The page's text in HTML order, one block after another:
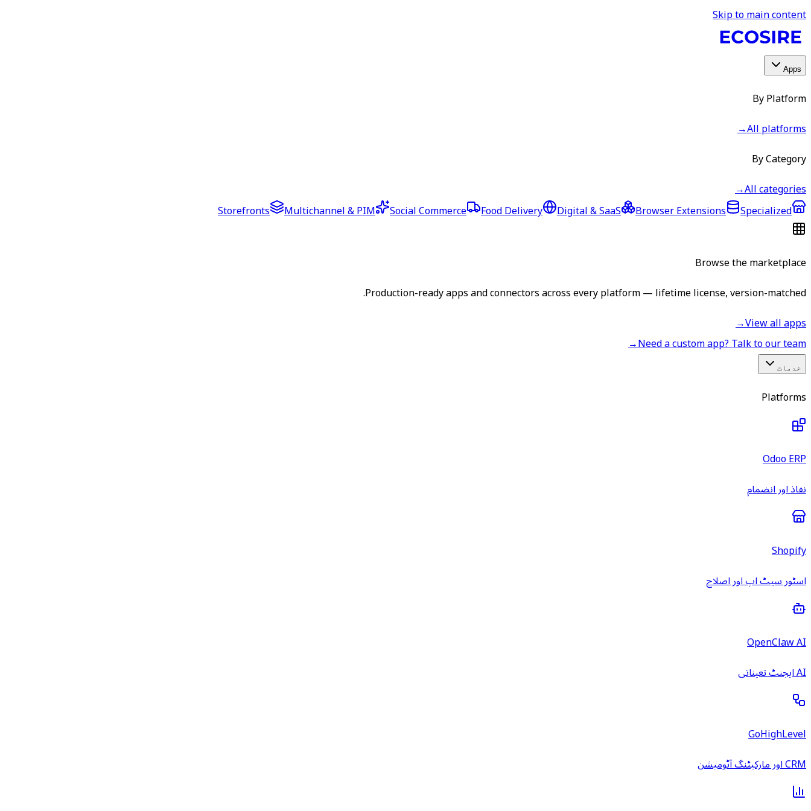
Skip to main content
Apps
By Platform
All platforms
→
By Category
All categories
→
Storefronts
Multichannel & PIM Social Commerce Food Delivery Digital & SaaS Browser Extensions Specialized
Browse the marketplace
Production-ready apps and connectors across every platform — lifetime license, version-matched.
View all apps
→
Need a custom app? Talk to our team
→
خدمات
Platforms
Odoo ERP
نفاذ اور انضمام
Shopify
اسٹور سیٹ اپ اور اصلاح
OpenClaw AI
AI ایجنٹ تعیناتی
GoHighLevel
CRM اور مارکیٹنگ آٹومیشن